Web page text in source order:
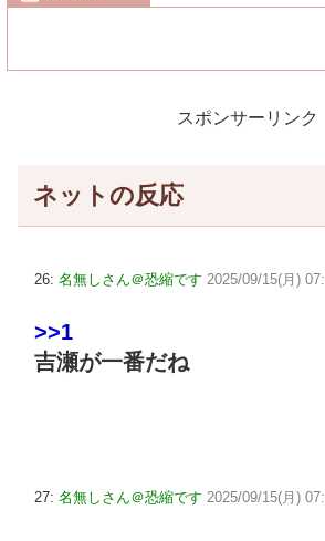
スポンサーリンク
ネットの反応
26: 名無しさん＠恐縮です 2025/09/15(月)
>>1
吉瀬が一番だね
27: 名無しさん＠恐縮です 2025/09/15(月)